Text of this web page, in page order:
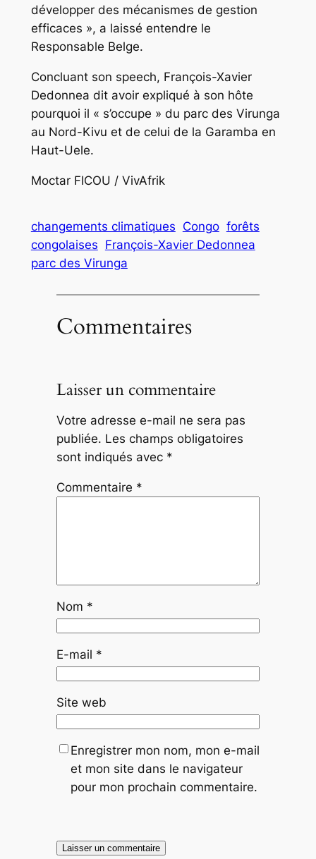
développer des mécanismes de gestion
efficaces », a laissé entendre le
Responsable Belge.
Concluant son speech, François-Xavier
Dedonnea dit avoir expliqué à son hôte
pourquoi il « s’occupe » du parc des Virunga
au Nord-Kivu et de celui de la Garamba en
Haut-Uele.
Moctar FICOU / VivAfrik
changements climatiques Congo forêts
congolaises François-Xavier Dedonnea
parc des Virunga
Commentaires
Laisser un commentaire
Votre adresse e-mail ne sera pas
publiée. Les champs obligatoires
sont indiqués avec *
Commentaire *
Nom *
E-mail *
Site web
Enregistrer mon nom, mon e-mail
et mon site dans le navigateur
pour mon prochain commentaire.